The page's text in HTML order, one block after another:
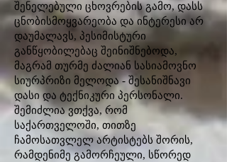
შენელებული ცხოვრების გამო, დასს
ცნობისმოყვარეობა და ინტერესი არ
დაუმალავს, პესიმისტური
განწყობილებაც შეინიშნებოდა,
მაგრამ თურმე ძალიან სასიამოვნო
სიურპრიზი მელოდა - შესანიშნავი
დასი და ტექნიკური პერსონალი.
შემიძლია ვთქვა, რომ
საქართველოში, თითზე
ჩამოსათვლელ არტისტებს შორის,
რამდენიმე გამორჩეული, სწორედ